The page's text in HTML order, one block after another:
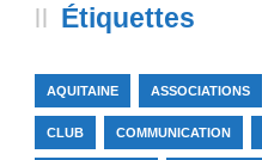
Étiquettes
AQUITAINE ASSOCIATIONS
CLUB COMMUNICATION